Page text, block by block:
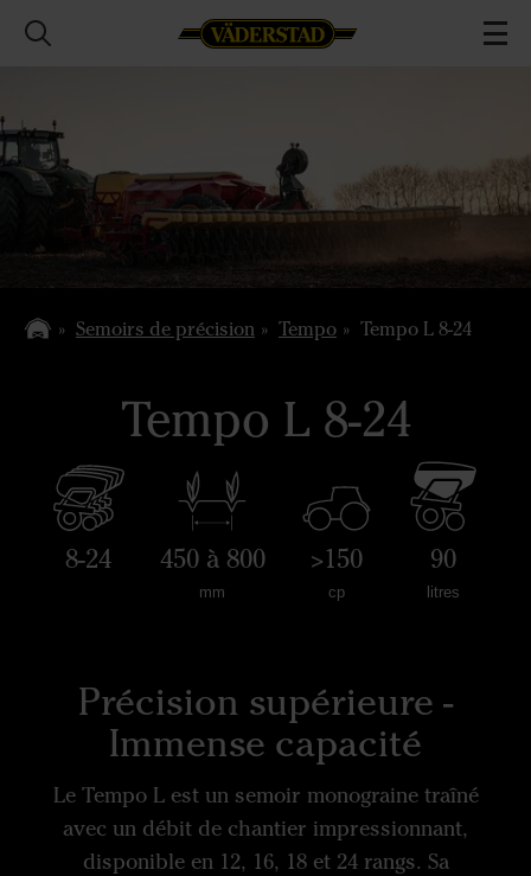
Semoirs de précision Tempo Tempo L 8-24
Tempo L 8-24
8-24 450 à 800
mm
>150
cp
90
litres
Précision supérieure -
Immense capacité
Le Tempo L est un semoir monograine traîné
avec un débit de chantier impressionnant,
disponible en 12, 16, 18 et 24 rangs. Sa